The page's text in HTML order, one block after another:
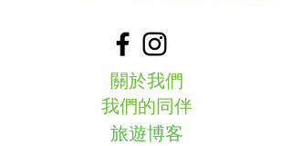
關於我們
我們的同伴
旅遊博客